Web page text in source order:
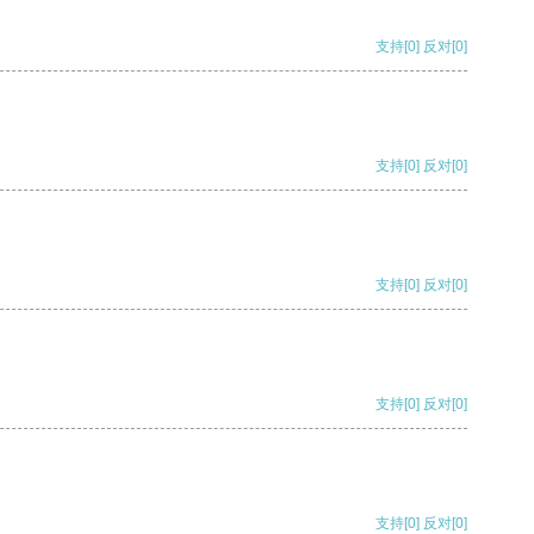
支持[0] 反对[0]
支持[0] 反对[0]
支持[0] 反对[0]
支持[0] 反对[0]
支持[0] 反对[0]